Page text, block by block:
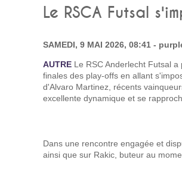
Le RSCA Futsal
SAMEDI, 9 MAI 2026, 08:41 -
AUTRE Le RSC Anderlecht Futsal
finales des play-offs en allant
d'Alvaro Martinez, récents
excellente dynamique et se
Dans une rencontre engagée et
ainsi que sur Rakic, buteur au